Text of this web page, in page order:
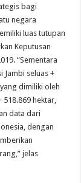
bagi
negara
luas tutupan
Keputusan
“Sementara
Jambi seluas +
dimiliki oleh
518.869 hektar,
data dari
dengan
jelas